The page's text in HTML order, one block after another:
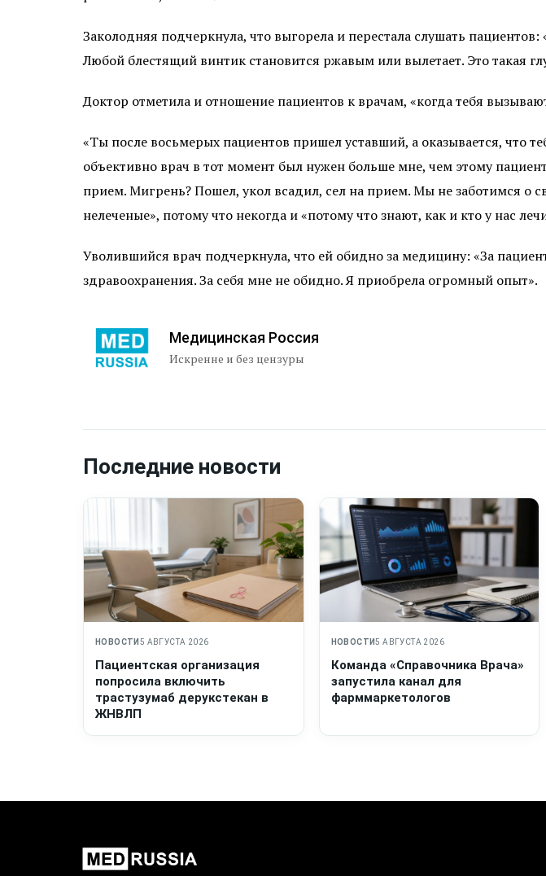
Заколодняя подчеркнула, что выгорела и перестала слушать
Любой блестящий винтик становится ржавым или вылетает. Это такая
Доктор отметила и отношение пациентов к врачам, «когда тебя
«Ты после восьмерых пациентов пришел уставший, а оказывается, что
объективно врач в тот момент был нужен больше мне, чем этому
прием. Мигрень? Пошел, укол всадил, сел на прием. Мы не заботимся о
нелеченые», потому что некогда и «потому что знают, как и кто у нас
Уволившийся врач подчеркнула, что ей обидно за медицину: «За
здравоохранения. За себя мне не обидно. Я приобрела огромный опыт».
Медицинская Россия
Искренне и без цензуры
Последние новости
НОВОСТИ 5 АВГУСТА 2026
Пациентская организация
попросила включить
трастузумаб дерукстекан в
ЖНВЛП
НОВОСТИ5 АВГУСТА 2026
Команда «Справочника Врача»
запустила канал для
фарммаркетологов